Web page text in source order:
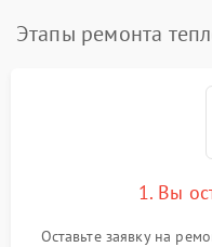
Wi-Fi
автоматического
Этапы ремонта
1. Вы
Оставьте заявку на